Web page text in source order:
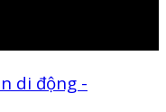
di động -